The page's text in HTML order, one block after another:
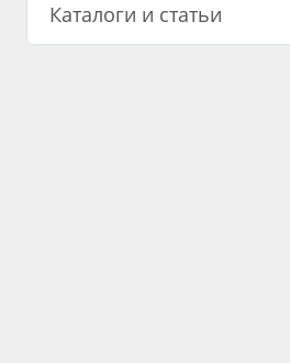
Каталоги и статьи